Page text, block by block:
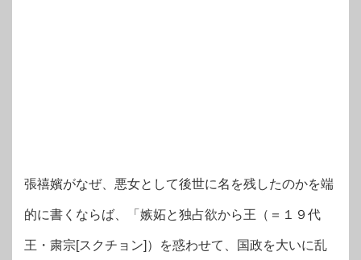
張禧嬪がなぜ、悪女として後世に名を残したのかを端
的に書くならば、「嫉妬と独占欲から王（＝１９代
王・粛宗[スクチョン]）を惑わせて、国政を大いに乱